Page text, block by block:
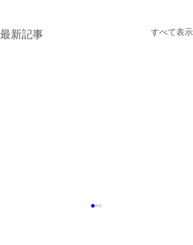
最新記事 すべて表示